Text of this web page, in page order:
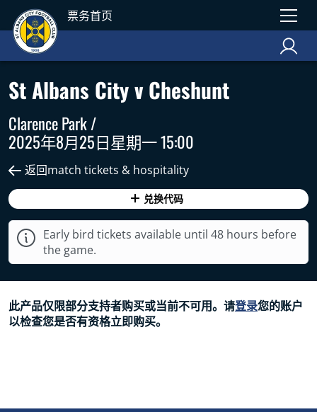
票务首页
St Albans City v Cheshunt
Clarence Park /
2025年8月25日星期一 15:00
返回match tickets & hospitality
兑换代码
Early bird tickets available until 48 hours before
the game.
此产品仅限部分支持者购买或当前不可用。请登录您的账户
以检查您是否有资格立即购买。